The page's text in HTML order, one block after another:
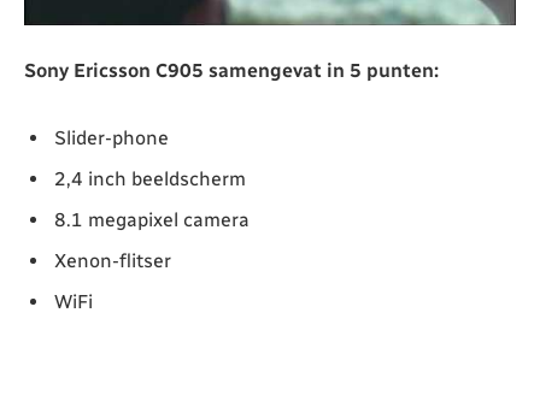
Sony Ericsson C905 samengevat in 5 punten:
Slider-phone
2,4 inch beeldscherm
8.1 megapixel camera
Xenon-flitser
WiFi